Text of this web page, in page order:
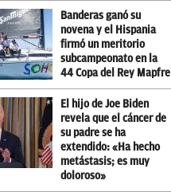
Banderas ganó su
novena y el Hispania
firmó un meritorio
subcampeonato en la
44 Copa del Rey Mapfre
El hijo de Joe Biden
revela que el cáncer de
su padre se ha
extendido: «Ha hecho
metástasis; es muy
doloroso»